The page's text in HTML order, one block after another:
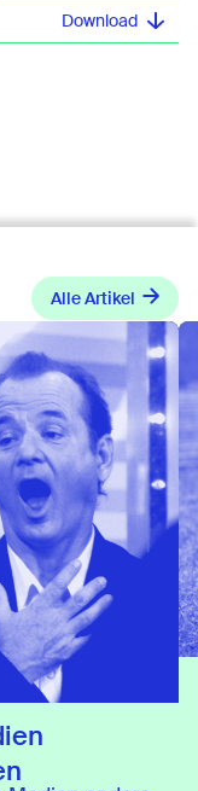
Alle Artikel